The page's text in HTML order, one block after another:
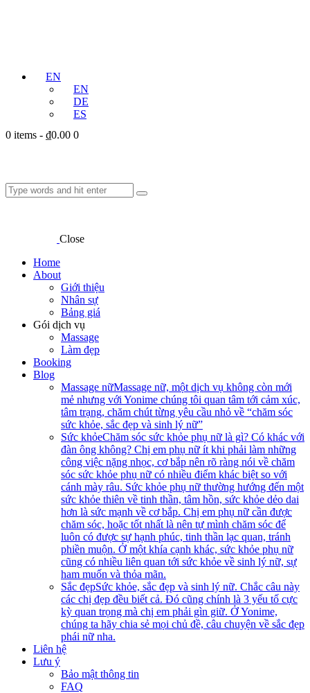
EN
EN
DE
ES
0 items - ₫0.00 0
Close
Home
About
Giới thiệu
Nhân sự
Bảng giá
Gói dịch vụ
Massage
Làm đẹp
Booking
Blog
Massage nữMassage nữ, một dịch vụ không còn mới
mẻ nhưng với Yonime chúng tôi quan tâm tới cảm xúc,
tâm trạng, chăm chút từng yêu cầu nhỏ về “chăm sóc
sức khỏe, sắc đẹp và sinh lý nữ”
Sức khỏeChăm sóc sức khỏe phụ nữ là gì? Có khác với
đàn ông không? Chị em phụ nữ ít khi phải làm những
công việc nặng nhọc, cơ bắp nên rõ ràng nói về chăm
sóc sức khỏe phụ nữ có nhiều điểm khác biệt so với
cánh mày râu. Sức khỏe phụ nữ thường hướng đến một
sức khỏe thiên về tinh thần, tâm hồn, sức khỏe dẻo dai
hơn là sức mạnh về cơ bắp. Chị em phụ nữ cần được
chăm sóc, hoặc tốt nhất là nên tự mình chăm sóc để
luôn có được sự hạnh phúc, tinh thần lạc quan, tránh
phiền muộn. Ở một khía cạnh khác, sức khỏe phụ nữ
cũng có nhiều liên quan tới sức khỏe về sinh lý nữ, sự
ham muốn và thỏa mãn.
Sắc đẹpSức khỏe, sắc đẹp và sinh lý nữ. Chắc câu này
các chị đẹp đều biết cả. Đó cũng chính là 3 yếu tố cực
kỳ quan trọng mà chị em phải gìn giữ. Ở Yonime,
chúng ta hãy chia sẻ mọi chủ đề, câu chuyện về sắc đẹp
phái nữ nha.
Liên hệ
Lưu ý
Bảo mật thông tin
FAQ